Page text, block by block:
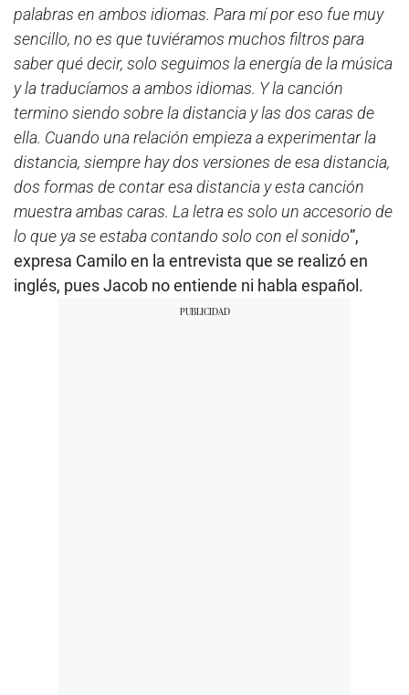
palabras en ambos idiomas. Para mí por eso fue muy
sencillo, no es que tuviéramos muchos filtros para
saber qué decir, solo seguimos la energía de la música
y la traducíamos a ambos idiomas. Y la canción
termino siendo sobre la distancia y las dos caras de
ella. Cuando una relación empieza a experimentar la
distancia, siempre hay dos versiones de esa distancia,
dos formas de contar esa distancia y esta canción
muestra ambas caras. La letra es solo un accesorio de
lo que ya se estaba contando solo con el sonido”,
expresa Camilo en la entrevista que se realizó en
inglés, pues Jacob no entiende ni habla español.